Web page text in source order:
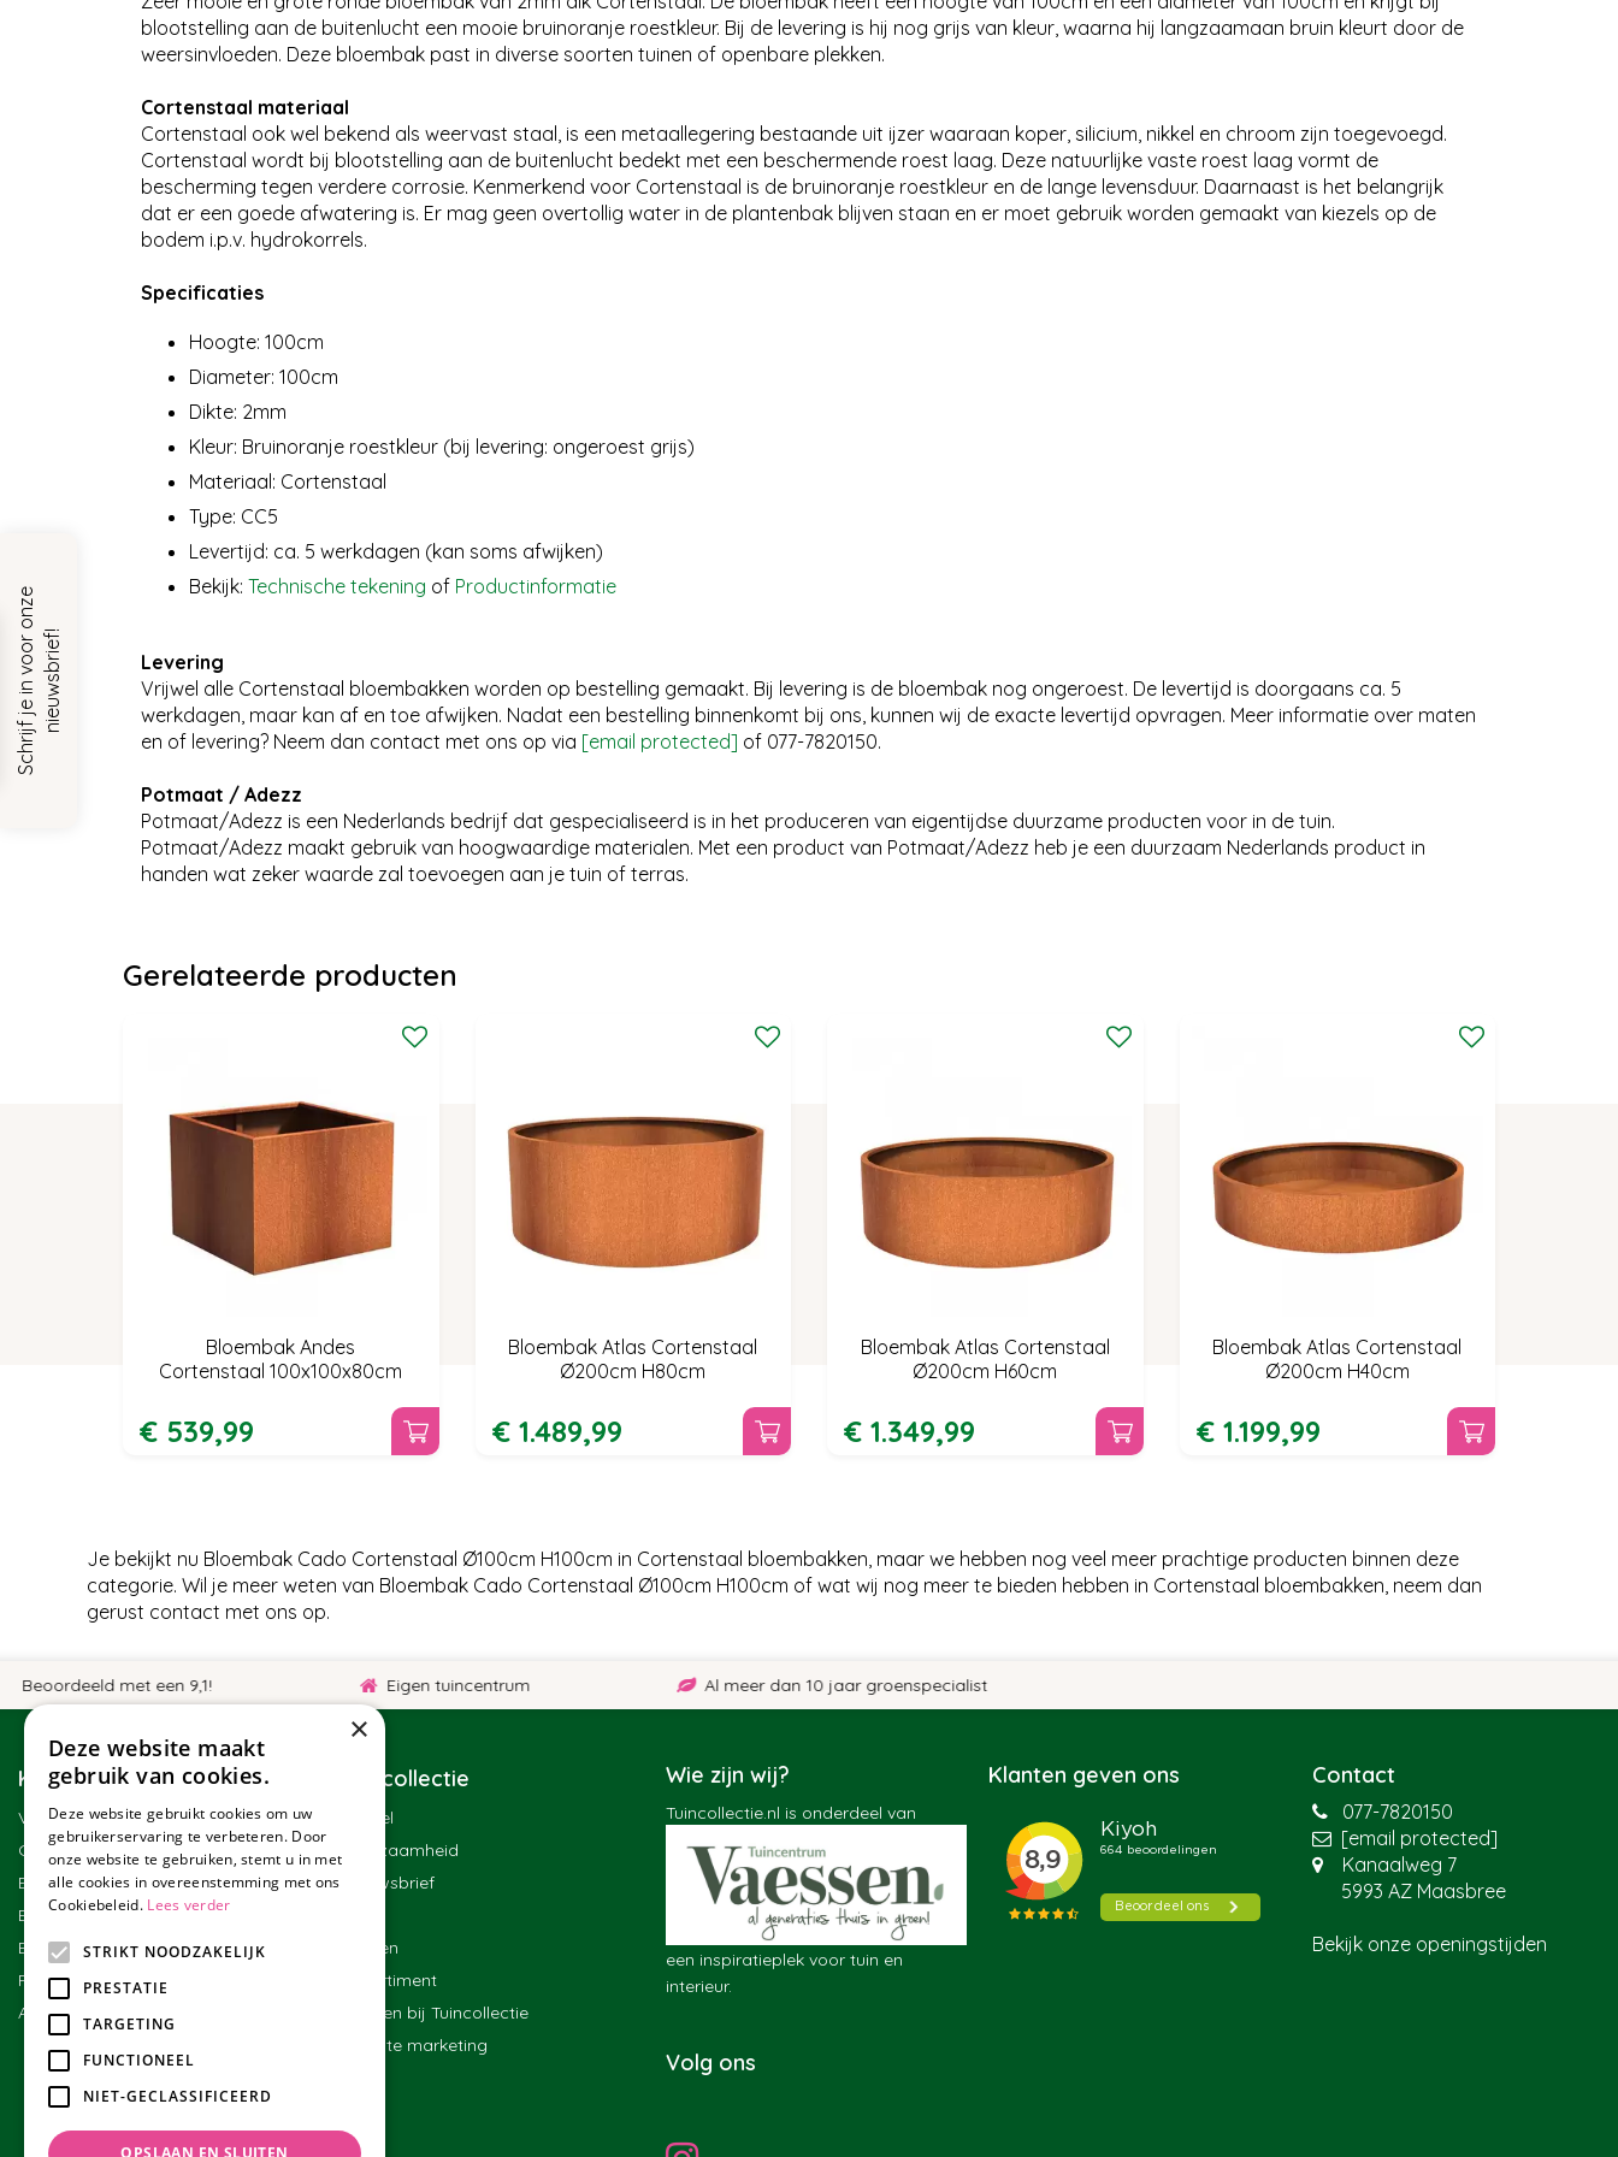
blootstelling aan de buitenlucht een mooie bruinoranje roestkleur. Bij de levering is hij nog grijs van kleur, waarna hij langzaamaan bruin kleurt door de
weersinvloeden. Deze bloembak past in diverse soorten tuinen of openbare plekken.
Cortenstaal materiaal
Cortenstaal ook wel bekend als weervast staal, is een metaallegering bestaande uit ijzer waaraan koper, silicium, nikkel en chroom zijn toegevoegd.
Cortenstaal wordt bij blootstelling aan de buitenlucht bedekt met een beschermende roest laag. Deze natuurlijke vaste roest laag vormt de
bescherming tegen verdere corrosie. Kenmerkend voor Cortenstaal is de bruinoranje roestkleur en de lange levensduur. Daarnaast is het belangrijk
dat er een goede afwatering is. Er mag geen overtollig water in de plantenbak blijven staan en er moet gebruik worden gemaakt van kiezels op de
bodem i.p.v. hydrokorrels.
Specificaties
Hoogte: 100cm
Diameter: 100cm
Dikte: 2mm
Kleur: Bruinoranje roestkleur (bij levering: ongeroest grijs)
Materiaal: Cortenstaal
Type: CC5
Levertijd: ca. 5 werkdagen (kan soms afwijken)
Bekijk: Technische tekening of Productinformatie
Levering
Vrijwel alle Cortenstaal bloembakken worden op bestelling gemaakt. Bij levering is de bloembak nog ongeroest. De levertijd is doorgaans ca. 5
werkdagen, maar kan af en toe afwijken. Nadat een bestelling binnenkomt bij ons, kunnen wij de exacte levertijd opvragen. Meer informatie over maten
en of levering? Neem dan contact met ons op via [email protected] of 077-7820150.
Potmaat / Adezz
Potmaat/Adezz is een Nederlands bedrijf dat gespecialiseerd is in het produceren van eigentijdse duurzame producten voor in de tuin.
Potmaat/Adezz maakt gebruik van hoogwaardige materialen. Met een product van Potmaat/Adezz heb je een duurzaam Nederlands product in
handen wat zeker waarde zal toevoegen aan je tuin of terras.
Gerelateerde producten
Bloembak Andes
Cortenstaal 100x100x80cm
€ 539,99
Bloembak Atlas Cortenstaal
Ø200cm H80cm
€ 1.489,99
Bloembak Atlas Cortenstaal
Ø200cm H60cm
€ 1.349,99
Bloembak Atlas Cortenstaal
Ø200cm H40cm
€ 1.199,99
Je bekijkt nu Bloembak Cado Cortenstaal Ø100cm H100cm in Cortenstaal bloembakken, maar we hebben nog veel meer prachtige producten binnen deze
categorie. Wil je meer weten van Bloembak Cado Cortenstaal Ø100cm H100cm of wat wij nog meer te bieden hebben in Cortenstaal bloembakken, neem dan
gerust contact met ons op.
met een 9,1! Eigen tuincentrum Al meer dan 10 jaar groenspecialist
Klantenservice
Veelgestelde vragen
Contact
Bestellen
Bezorgen en afhalen
Betalen
Ruilen en retourneren
Algemene voorwaarden
Tuincollectie
Winkel
Duurzaamheid
Nieuwsbrief
Merken
Assortiment
Werken bij Tuincollectie
Affiliate marketing
Wie zijn wij?
Tuincollectie.nl is onderdeel van
een inspiratieplek voor tuin en
interieur.
Volg ons
Klanten geven ons Contact
077-7820150
[email protected]
Kanaalweg 7
5993 AZ Maasbree
Bekijk onze openingstijden
S
c
h
r
i
j
f
j
e
i
n
v
o
o
r
o
n
z
e
n
i
e
u
w
s
b
r
i
e
f!
×
Deze website maakt
gebruik van cookies.
Deze website gebruikt cookies om uw
gebruikerservaring te verbeteren. Door
onze website te gebruiken, stemt u in met
alle cookies in overeenstemming met ons
Cookiebeleid. Lees verder
STRIKT NOODZAKELIJK
PRESTATIE
TARGETING
FUNCTIONEEL
NIET-GECLASSIFICEERD
OPSLAAN EN SLUITEN